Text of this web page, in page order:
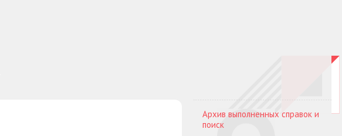
Архив выполненных справок и
поиск